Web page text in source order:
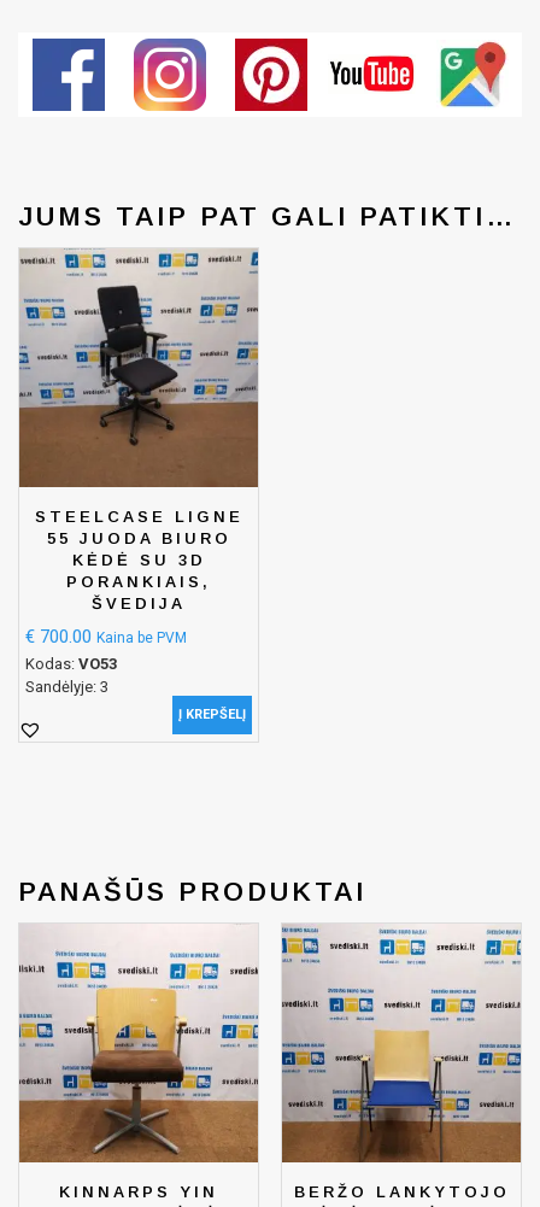
JUMS TAIP PAT GALI PATIKTI…
STEELCASE LIGNE
55 JUODA BIURO
KĖDĖ SU 3D
PORANKIAIS,
ŠVEDIJA
€ 700.00 Kaina be PVM
Kodas: VO53
Sandėlyje: 3
Į KREPŠELĮ
PANAŠŪS PRODUKTAI
KINNARPS YIN
BERŽO LANKYTOJO